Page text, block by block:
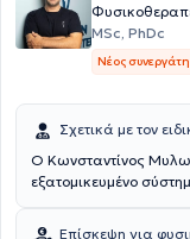
MSc, PhDc
Νέος
Σχετικά με τον
Ο Κωνσταντίνος
εξατομικευμένο
Επίσκεψη για